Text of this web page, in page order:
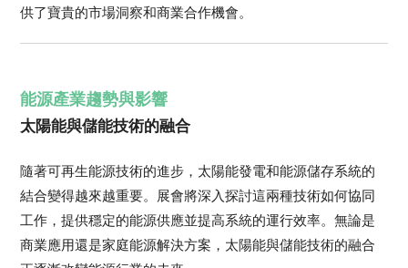
供了寶貴的市場洞察和商業合作機會。
能源產業趨勢與影響
太陽能與儲能技術的融合
隨著可再生能源技術的進步，太陽能發電和能源儲存系統的
結合變得越來越重要。展會將深入探討這兩種技術如何協同
工作，提供穩定的能源供應並提高系統的運行效率。無論是
商業應用還是家庭能源解決方案，太陽能與儲能技術的融合